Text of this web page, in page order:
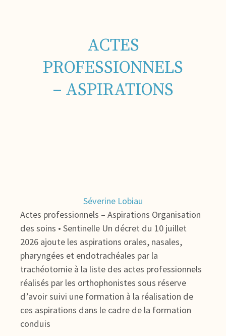
ACTES
PROFESSIONNELS
– ASPIRATIONS
Séverine Lobiau
Actes professionnels – Aspirations Organisation
des soins • Sentinelle Un décret du 10 juillet
2026 ajoute les aspirations orales, nasales,
pharyngées et endotrachéales par la
trachéotomie à la liste des actes professionnels
réalisés par les orthophonistes sous réserve
d’avoir suivi une formation à la réalisation de
ces aspirations dans le cadre de la formation
conduis